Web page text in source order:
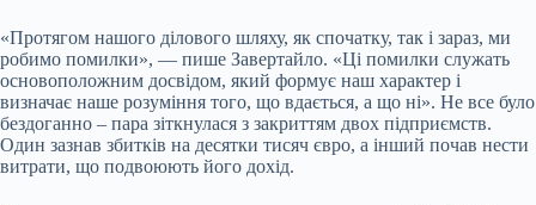
«Протягом нашого ділового шляху, як спочатку, так і зараз, ми
робимо помилки», — пише Завертайло. «Ці помилки служать
основоположним досвідом, який формує наш характер і
визначає наше розуміння того, що вдається, а що ні». Не все було
бездоганно – пара зіткнулася з закриттям двох підприємств.
Один зазнав збитків на десятки тисяч євро, а інший почав нести
витрати, що подвоюють його дохід.